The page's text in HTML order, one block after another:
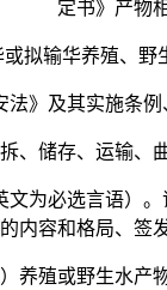
定书》产物
输华养殖、野生
及其实施条例
储存、运输、曲
必选言语）。
内容和格局、签
殖或野生水产物